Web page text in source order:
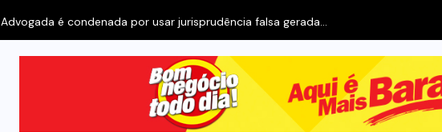
Advogada é condenada por usar jurisprudência falsa gerada...